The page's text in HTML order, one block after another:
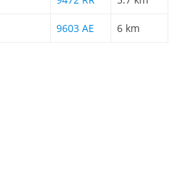
9603 AE 6 km